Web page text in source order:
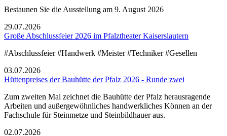
Bestaunen Sie die Ausstellung am 9. August 2026
29.07.2026
Große Abschlussfeier 2026 im Pfalztheater Kaiserslautern
#Abschlussfeier #Handwerk #Meister #Techniker #Gesellen
03.07.2026
Hüttenpreises der Bauhütte der Pfalz 2026 - Runde zwei
Zum zweiten Mal zeichnet die Bauhütte der Pfalz herausragende
Arbeiten und außergewöhnliches handwerkliches Können an der
Fachschule für Steinmetze und Steinbildhauer aus.
02.07.2026